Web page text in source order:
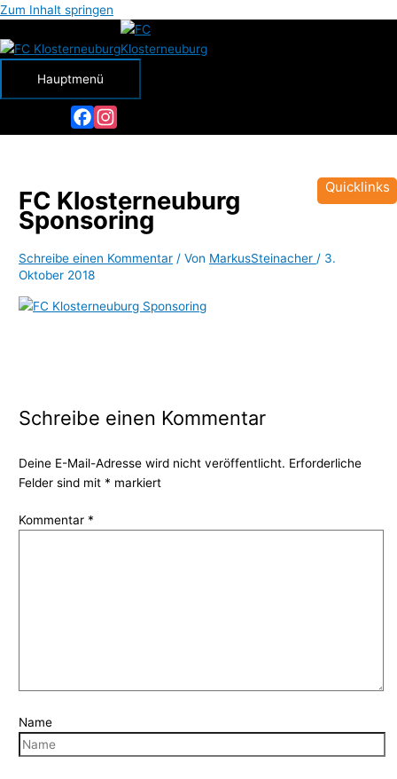
Zum Inhalt springen
Hauptmenü
FC Klosterneuburg
Sponsoring
Schreibe einen Kommentar / Von MarkusSteinacher / 3.
Oktober 2018
Schreibe einen Kommentar
Deine E-Mail-Adresse wird nicht veröffentlicht. Erforderliche
Felder sind mit * markiert
Kommentar *
Name
Quicklinks